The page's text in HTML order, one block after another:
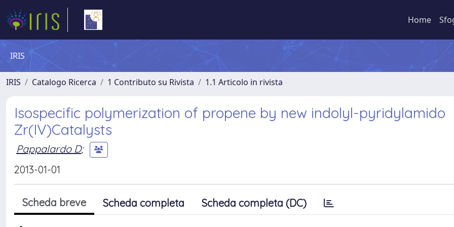
Home
IRIS
IRIS Catalogo Ricerca 1 Contributo su Rivista 1.1 Articolo in rivista
Isospecific polymerization of propene by new indolyl-pyridylamido
Zr(IV)Catalysts
Pappalardo D;
2013-01-01
Scheda breve Scheda completa Scheda completa (DC)